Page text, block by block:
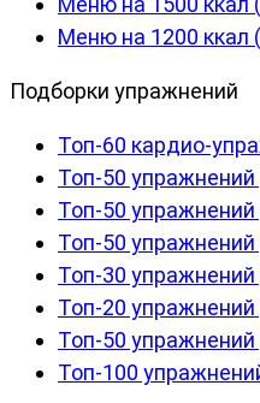
Меню на 1200
Подборки упражнений
Топ-60 кардио-
Топ-50 упражнений
Топ-50 упражнений
Топ-50
Топ-30 упражнений
Топ-20
Топ-50
Топ-100